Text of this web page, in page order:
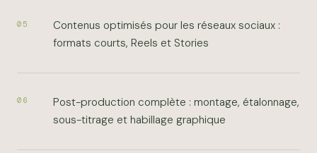
05
Contenus optimisés pour les réseaux sociaux :
formats courts, Reels et Stories
06
Post-production complète : montage, étalonnage,
sous-titrage et habillage graphique